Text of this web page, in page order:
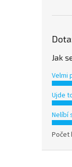
Jak
Velmi
Ujde
Nelíbí
Počet